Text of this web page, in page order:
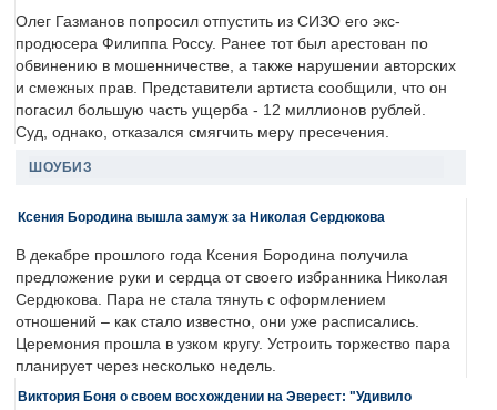
Олег Газманов попросил отпустить из СИЗО его экс-
продюсера Филиппа Россу. Ранее тот был арестован по
обвинению в мошенничестве, а также нарушении авторских
и смежных прав. Представители артиста сообщили, что он
погасил большую часть ущерба - 12 миллионов рублей.
Суд, однако, отказался смягчить меру пресечения.
ШОУБИЗ
Ксения Бородина вышла замуж за Николая Сердюкова
В декабре прошлого года Ксения Бородина получила
предложение руки и сердца от своего избранника Николая
Сердюкова. Пара не стала тянуть с оформлением
отношений – как стало известно, они уже расписались.
Церемония прошла в узком кругу. Устроить торжество пара
планирует через несколько недель.
Виктория Боня о своем восхождении на Эверест: "Удивило